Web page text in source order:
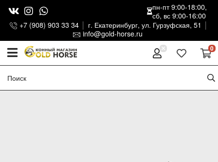
+7 (908) 903 33 34
г. Екатеринбург, ул. Гурзуфская, 51
info@gold-horse.ru
пн-пт 9:00-18:00,
сб, вс 9:00-16:00
0